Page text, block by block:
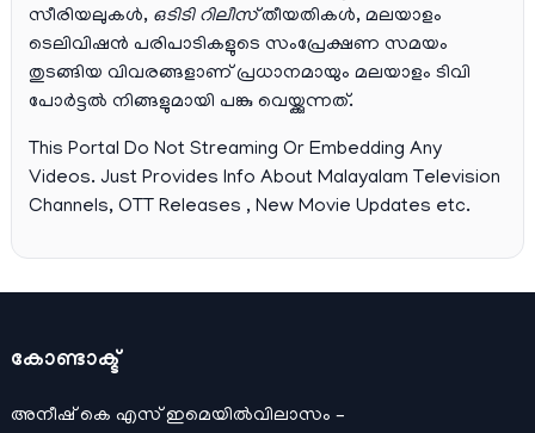
സീരിയലുകള്‍, ഒടിടി റിലീസ്തീയതികള്‍, മലയാളം
ടെലിവിഷന്‍ പരിപാടികളുടെ സംപ്രേക്ഷണ സമയം
തുടങ്ങിയ വിവരങ്ങളാണ് പ്രധാനമായും മലയാളം ടിവി
പോര്‍ട്ടല്‍ നിങ്ങളുമായി പങ്കു വെയ്ക്കുന്നത്.
This Portal Do Not Streaming Or Embedding Any
Videos. Just Provides Info About Malayalam Television
Channels, OTT Releases , New Movie Updates etc.
കോണ്ടാക്ട്
അനീഷ്‌ കെ എസ് ഇമെയില്‍വിലാസം –